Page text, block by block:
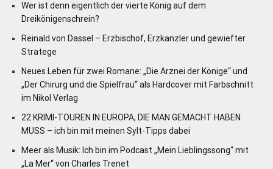
Wer ist denn eigentlich der vierte König auf dem
Dreikönigenschrein?
Reinald von Dassel – Erzbischof, Erzkanzler und gewiefter
Stratege
Neues Leben für zwei Romane: „Die Arznei der Könige“ und
„Der Chirurg und die Spielfrau“ als Hardcover mit Farbschnitt
im Nikol Verlag
22 KRIMI-TOUREN IN EUROPA, DIE MAN GEMACHT HABEN
MUSS – ich bin mit meinen Sylt-Tipps dabei
Meer als Musik: Ich bin im Podcast „Mein Lieblingssong“ mit
„La Mer“ von Charles Trenet